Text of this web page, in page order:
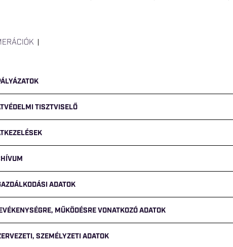
TISZTVISELŐ
ADATOK
MŰKÖDÉSRE VONATKOZÓ ADATOK
SZEMÉLYZETI ADATOK